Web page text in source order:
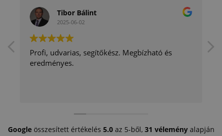
Tibor Bálint
2025-06-02
Profi, udvarias, segítőkész. Megbízható és
eredményes.
Googleösszesített értékelés 5.0az 5-ből, 31 véleményalapján